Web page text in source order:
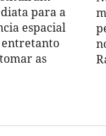
para a
espacial
entretanto
as